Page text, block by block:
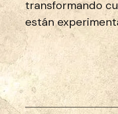
transformando
están